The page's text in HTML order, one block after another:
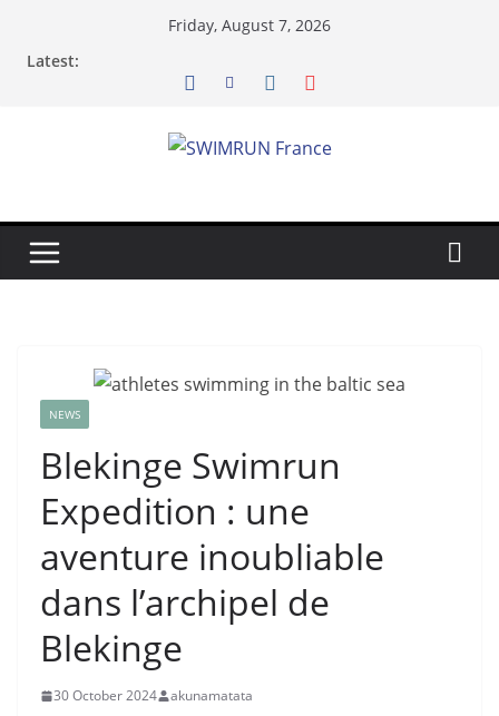
Friday, August 7, 2026
Latest:
NEWS
Blekinge Swimrun
Expedition : une
aventure inoubliable
dans l’archipel de
Blekinge
30 October 2024 akunamatata